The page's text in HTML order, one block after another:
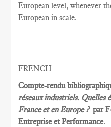
European level, whenever
European in scale.
FRENCH
Compte-rendu
réseaux industriels. Quelles
France et en Europe ? par
Entreprise et Performance.